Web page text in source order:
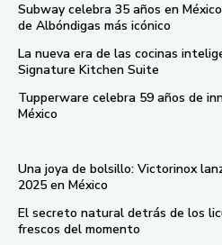
Subway celebra 35 años en
de Albóndigas más icónico
La nueva era de las cocinas
Signature Kitchen Suite
Tupperware celebra 59 años de
México
Una joya de bolsillo: Victorinox
2025 en México
El secreto natural detrás de los
frescos del momento